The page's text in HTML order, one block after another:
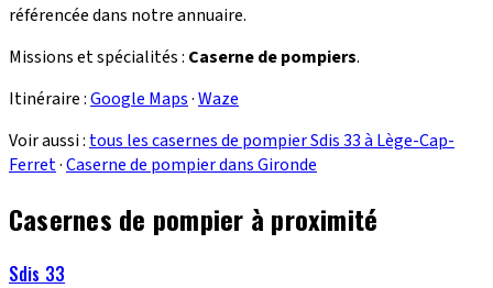
référencée dans notre annuaire.
Missions et spécialités : Caserne de pompiers.
Itinéraire :Google Maps·Waze
Voir aussi : tous les casernes de pompier Sdis 33 à Lège-Cap-
Ferret·Caserne de pompier dans Gironde
Casernes de pompier à proximité
Sdis 33